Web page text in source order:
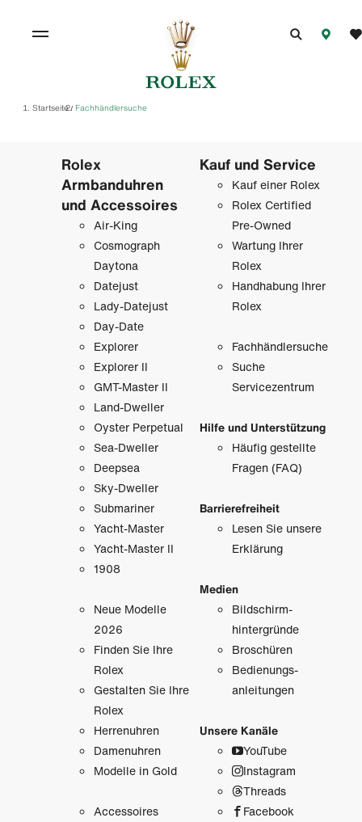
Startseite/ Fachhändlersuche
Rolex
Armbanduhren
und Accessoires
Air-King
Cosmograph
Daytona
Datejust
Lady-Datejust
Day-Date
Explorer
Explorer II
GMT-Master II
Land-Dweller
Oyster Perpetual
Sea-Dweller
Deepsea
Sky-Dweller
Submariner
Yacht-Master
Yacht-Master II
1908
Neue Modelle
2026
Finden Sie Ihre
Rolex
Gestalten Sie Ihre
Rolex
Herrenuhren
Damenuhren
Modelle in Gold
Accessoires
Kauf und Service
Kauf einer Rolex
Rolex Certified
Pre-Owned
Wartung Ihrer
Rolex
Handhabung Ihrer
Rolex
Fachhändlersuche
Suche
Servicezentrum
Hilfe und Unterstützung
Häufig gestellte
Fragen (FAQ)
Barrierefreiheit
Lesen Sie unsere
Erklärung
Medien
Bildschirm­
hintergründe
Broschüren
Bedienungs­
anleitungen
Unsere Kanäle
YouTube
Instagram
Threads
Facebook